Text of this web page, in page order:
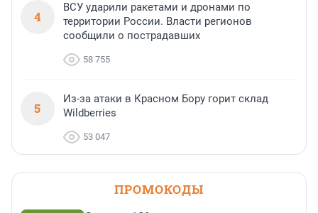
4
ВСУ ударили ракетами и дронами по
территории России. Власти регионов
сообщили о пострадавших
58 755
5
Из-за атаки в Красном Бору горит склад
Wildberries
53 047
ПРОМОКОДЫ